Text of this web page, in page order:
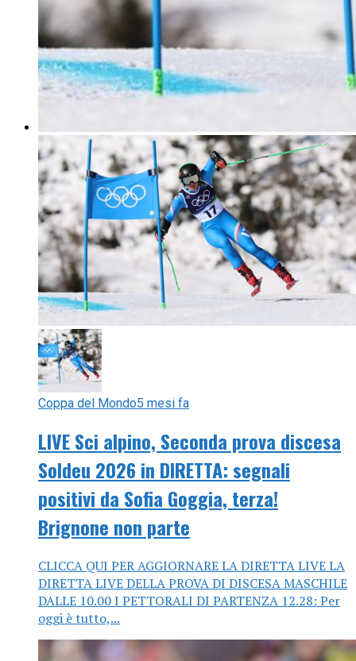
Coppa del Mondo5 mesi fa
LIVE Sci alpino, Seconda prova discesa
Soldeu 2026 in DIRETTA: segnali
positivi da Sofia Goggia, terza!
Brignone non parte
CLICCA QUI PER AGGIORNARE LA DIRETTA LIVE LA
DIRETTA LIVE DELLA PROVA DI DISCESA MASCHILE
DALLE 10.00 I PETTORALI DI PARTENZA 12.28: Per
oggi è tutto,...